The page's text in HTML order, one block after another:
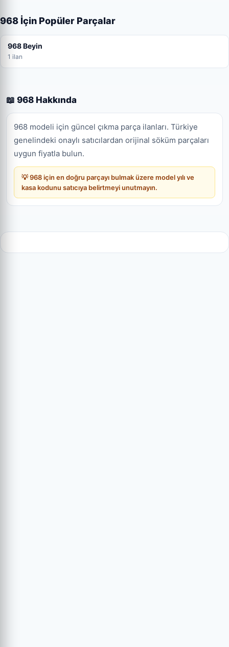
968 İçin Popüler Parçalar
968 Beyin
1 ilan
📖 968 Hakkında
968 modeli için güncel çıkma parça ilanları. Türkiye
genelindeki onaylı satıcılardan orijinal söküm parçaları
uygun fiyatla bulun.
💡 968 için en doğru parçayı bulmak üzere model yılı ve
kasa kodunu satıcıya belirtmeyi unutmayın.